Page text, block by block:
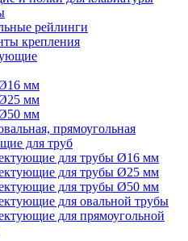
рейлинги
крепления
мм
мм
мм
прямоугольная
для труб
для трубы Ø16 мм
для трубы Ø25 мм
для трубы Ø50 мм
для овальной трубы
для прямоугольной